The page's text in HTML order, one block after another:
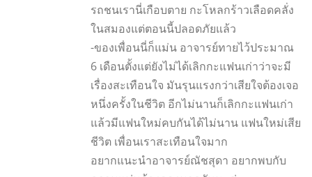
รถชนเรานี่เกือบตาย กะโหลกร้าวเลือดคลั่ง
ในสมองแต่ตอนนี้ปลอดภัยแล้ว
-ของเพื่อนนี่ก็แม่น อาจารย์ทายไว้ประมาณ
6 เดือนตั้งแต่ยังไม่ได้เลิกกะแฟนเก่าว่าจะมี
เรื่องสะเทือนใจ มันรุนแรงกว่าเสียใจต้องเจอ
หนึ่งครั้งในชีวิต อีกไม่นานก็เลิกกะแฟนเก่า
แล้วมีแฟนใหม่คบกันได้ไม่นาน แฟนใหม่เสีย
ชีวิต เพื่อนเราสะเทือนใจมาก
อยากแนะนำอาจารย์ณัชสุดา อยากพบกับ